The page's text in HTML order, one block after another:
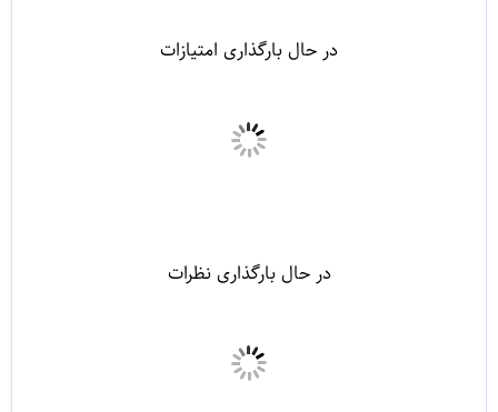
در حال بارگذاری امتیازات
در حال بارگذاری نظرات